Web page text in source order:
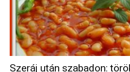
Szeráj után szabadon: